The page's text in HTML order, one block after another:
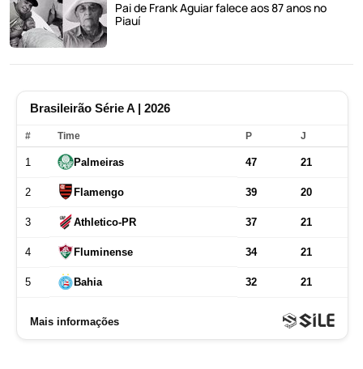
Pai de Frank Aguiar falece aos 87 anos no
Piauí